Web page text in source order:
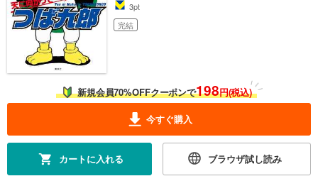
3pt
完結
新規会員70%OFFクーポンで198円(税込)
今すぐ購入
カートに入れる ブラウザ試し読み